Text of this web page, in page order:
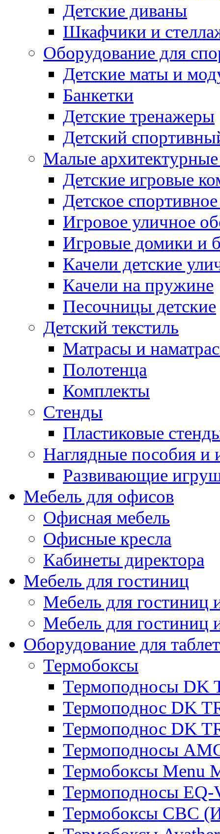
Детские диваны
Шкафчики и
Оборудование для
Детские маты и
Банкетки
Детские тренажеры
Детский
Малые
Детские игровые
Детское
Игровое уличное
Игровые домики и
Качели детские
Качели на пружине
Песочницы детские
Детский текстиль
Матрасы и
Полотенца
Комплекты
Стенды
Пластиковые
Наглядные пособия и
Развивающие
Мебель для офисов
Офисная мебель
Офисные кресла
Кабинеты директора
Мебель для гостиниц
Мебель для
Мебель для гостиниц
Оборудование для
Термобоксы
Термоподносы DK
Термоподнос DK
Термоподнос DK
Термоподносы
Термобоксы Menu
Термоподносы EQ-
Термобоксы CBC